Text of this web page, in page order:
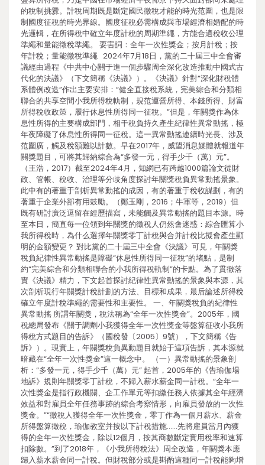
的稅制挑釁。計稅周期既是斷定國民徵稅才能的時光范圍，也是限
制國度征稅的時光界線。國度征稅必需構成與市場經濟相婚配的時
光邏輯，在所得稅中確立年度計稅的周期準繩，方能合適稅收公理
準繩和量能徵稅準繩。 要害詞：全年一次性獎金；按月計稅；按
年計稅；量能徵稅準繩 2024年7月18日，黨的二十屆三中全會審
議經由過程《中共中心關于進一個步驟周全深化改造推動中國式古
代化的決議》（下文簡稱《決議》）。《決議》針對“深化財稅體
系體例改造”作出主要安排：“健全直接稅系統，完美綜合和分類相
聯合的共享空間小我所得稅軌制，規范運營所得、本錢所得、財富
所得稅收政策，履行休息性所得同一征稅。”但是，年關獎作為休
息性所得的主要構成部門，相干稅負持久產生紀律性異常動搖，極
年夜障礙了休息性所得同一征稅。這一異常動搖連續時光長、涉及
范圍廣，觸及稅額難以計數。早在2017年，威望消息媒體就報道年
關獎題目，可將其歸納綜合為“多發一元，得手少千（萬）元”。
（王浩，2017）截至2024年4月，知網已有跨越1000篇論文從財
政、管帳、稅收、治理等分歧角度探討年關獎稅負異常動搖景象。
此中有的著重于剖析異常動搖的成因，有的著重于稅收謀劃，有的
著重于企業外部有用鼓勵。（鄭玉剛，2016；牛軍等，2019）但
既有研討廣泛逗留在經歷描寫，未能觸及異常動搖的題目本源。時
至本日，簡直每一位領到年關獎的徵稅人仍然會迷惑：綜合匯算小
我所得稅時，為什么選擇年關獎零丁計稅與合并計稅比擬會產生顯
明的金額變更？ 對比黨的二十屆三中全會《決議》可見，年關獎
稅負紀律性異常動搖是障礙“休息性所得同一征稅”的堵點，是制
約“完美綜合和分類相聯合的小我所得稅軌制”的卡點。為了貫徹落
實《決議》精力，下文起首探討紀律性異常動搖的景象與本源，其
次剖析現行年關獎計稅計劃的方法、目標和成果，最后論述所得稅
確立年度計稅準繩的需要性和主要性。 一、年關獎稅負的紀律性
異常動搖 所謂年關獎，稅法稱為“全年一次性獎金”。2005年，國
稅總局發布《關于調劑小我獲得全年一次性獎金等盤算征收小我所
得稅方式題目的告訴》（國稅發〔2005〕9號），下文簡稱《告
訴》）。現實上，年關獎稅負異動題目就始于這項告訴，其本源就
暗藏在“全年一次性獎金”這一概念中。 （一）異常動搖的景象剖
析：“多發一元，得手少千（萬）元” 起首，2005年的《告瑜伽場
地訴》規則年關獎零丁計稅，不歸入薪水薪金同一計稅。“全年一
次性獎金是指行政機關、企工作單元等扣繳任務人依據其全年經濟
效益和對雇員全年任務事跡的綜合考察情形，向雇員發放的一次性
獎金。”“徵稅人獲得全年一次性獎金，零丁作為一個月薪水、薪金
所得盤算徵稅，瑜伽教室并按以下計稅措施……先將雇員當月內獲
得的全年一次性獎金，除以12個月，按其商數斷定實用稅率和速算
扣除數。”到了2018年，《小我所得稅法》周全改造，年關獎本應
歸入薪水薪金同一計稅。但財稅部分或是斟酌這種同一計稅能夠增